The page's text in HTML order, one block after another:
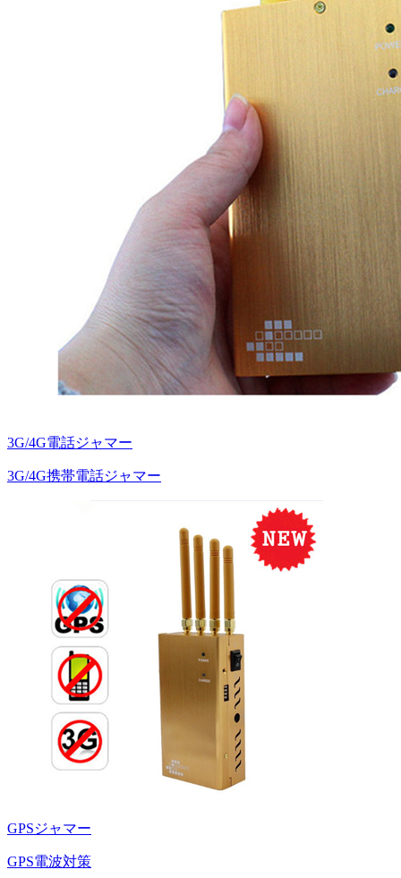
3G/4G電話ジャマー
3G/4G携帯電話ジャマー
GPSジャマー
GPS電波対策